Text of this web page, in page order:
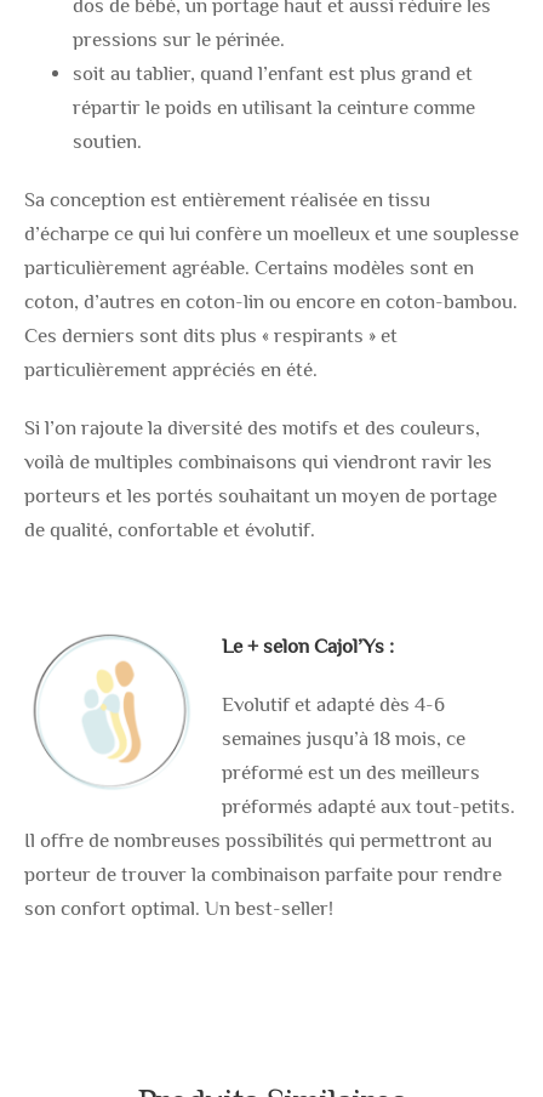
dos de bébé, un portage haut et aussi réduire les
pressions sur le périnée.
soit au tablier, quand l’enfant est plus grand et
répartir le poids en utilisant la ceinture comme
soutien.
Sa conception est entièrement réalisée en tissu
d’écharpe ce qui lui confère un moelleux et une souplesse
particulièrement agréable. Certains modèles sont en
coton, d’autres en coton-lin ou encore en coton-bambou.
Ces derniers sont dits plus « respirants » et
particulièrement appréciés en été.
Si l’on rajoute la diversité des motifs et des couleurs,
voilà de multiples combinaisons qui viendront ravir les
porteurs et les portés souhaitant un moyen de portage
de qualité, confortable et évolutif.
Le + selon Cajol’Ys :
Evolutif et adapté dès 4-6
semaines jusqu’à 18 mois, ce
préformé est un des meilleurs
préformés adapté aux tout-petits.
Il offre de nombreuses possibilités qui permettront au
porteur de trouver la combinaison parfaite pour rendre
son confort optimal. Un best-seller!